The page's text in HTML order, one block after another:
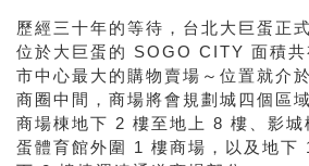
歷經三十年的等待，台北大巨蛋正
位於大巨蛋的 SOGO CITY 面積
市中心最大的購物賣場～位置就介
商圈中間，商場將會規劃城四個區
商場棟地下 2 樓至地上 8 樓、影
蛋體育館外圍 1 樓商場，以及地下